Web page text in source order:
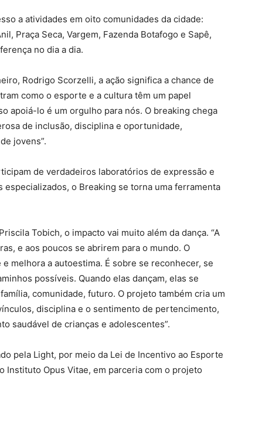
a atividades em oito comunidades da cidade:
Praça Seca, Vargem, Fazenda Botafogo e Sapê,
no dia a dia.
Rodrigo Scorzelli, a ação significa a chance de
como o esporte e a cultura têm um papel
apoiá-lo é um orgulho para nós. O breaking chega
de inclusão, disciplina e oportunidade,
jovens”.
de verdadeiros laboratórios de expressão e
o Breaking se torna uma ferramenta
Tobich, o impacto vai muito além da dança. “A
e aos poucos se abrirem para o mundo. O
melhora a autoestima. É sobre se reconhecer, se
possíveis. Quando elas dançam, elas se
comunidade, futuro. O projeto também cria um
disciplina e o sentimento de pertencimento,
saudável de crianças e adolescentes”.
pela Light, por meio da Lei de Incentivo ao Esporte
Instituto Opus Vitae, em parceria com o projeto